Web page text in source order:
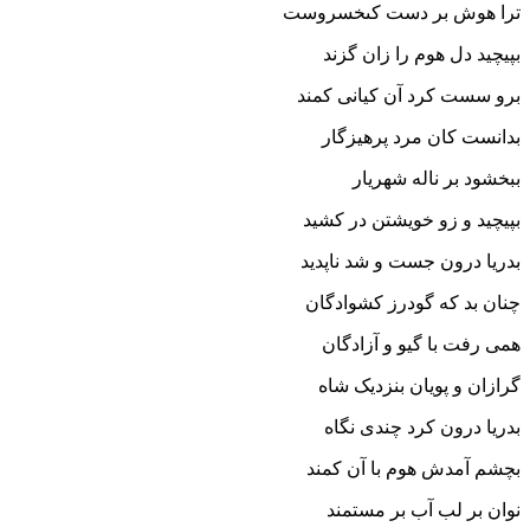
ترا هوش بر دست کى‏خسروست‏
بپیچید دل هوم را زان گزند
برو سست کرد آن کیانى کمند
بدانست کان مرد پرهیزگار
ببخشود بر ناله شهریار
بپیچید و زو خویشتن در کشید
بدریا درون جست و شد ناپدید
چنان بد که گودرز کشوادگان
همى رفت با گیو و آزادگان‏
گرازان و پویان بنزدیک شاه
بدریا درون کرد چندى نگاه‏
بچشم آمدش هوم با آن کمند
نوان بر لب آب بر مستمند